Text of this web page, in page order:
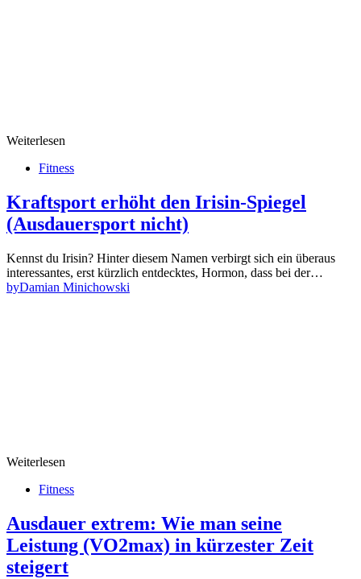
Weiterlesen
Fitness
Kraftsport erhöht den Irisin-Spiegel
(Ausdauersport nicht)
Kennst du Irisin? Hinter diesem Namen verbirgt sich ein überaus
interessantes, erst kürzlich entdecktes, Hormon, dass bei der…
byDamian Minichowski
Weiterlesen
Fitness
Ausdauer extrem: Wie man seine
Leistung (VO2max) in kürzester Zeit
steigert